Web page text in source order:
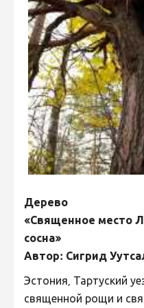
Дерево
«Священное место
сосна»
Автор: Сигрид
Эстония, Тартуский
священной рощи и